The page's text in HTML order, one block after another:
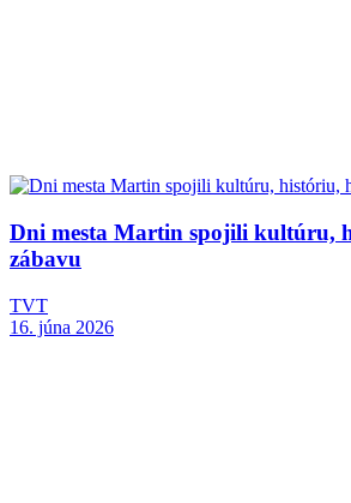
Dni mesta Martin spojili kultúru,
zábavu
TVT
16. júna 2026